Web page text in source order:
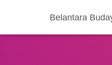
Belantara